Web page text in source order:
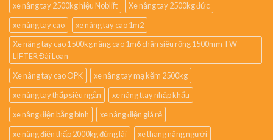
xe nâng tay 2500kg hiệu Noblift
Xe nâng tay 2500kg đức
xe nâng tay cao
xe nâng tay cao 1m2
Xe nâng tay cao 1500kg nâng cao 1m6 chân siêu rộng 1500mm TW-
LIFTER Đài Loan
Xe nâng tay cao OPK
xe nâng tay mạ kẽm 2500kg
xe nâng tay thấp siêu ngắn
xe nâng ttay nhập khẩu
xe nâng điện bằng bình
xe nâng điện giá rẻ
xe nâng điện thấp 2000kg đứng lái
xe thang nâng người